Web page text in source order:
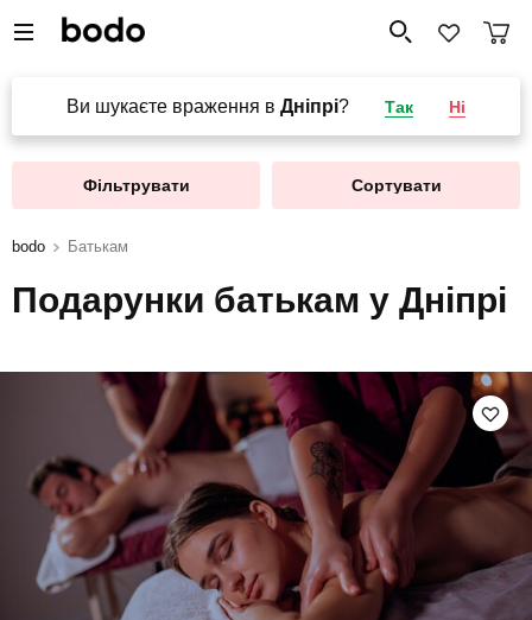
Ви шукаєте враження в Дніпрі? Так Ні
Фільтрувати Сортувати
bodo Батькам
Подарунки батькам у Дніпрі